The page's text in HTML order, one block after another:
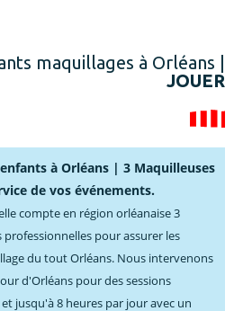
maquillages à Orléans |
JOUER
à Orléans | 3 Maquilleuses
de vos événements.
compte en région orléanaise 3
pour assurer les
du tout Orléans. Nous intervenons
d'Orléans pour des sessions
jusqu'à 8 heures par jour avec un